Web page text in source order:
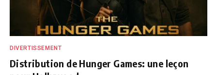
DIVERTISSEMENT
Distribution de Hunger Games: une leçon